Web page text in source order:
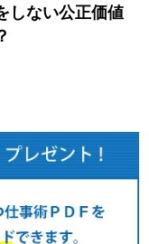
ない公正価値